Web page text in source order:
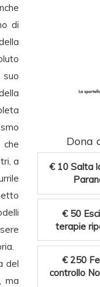
di
che
a
del
ma
Dona
€ 10 Salta
€ 50
terapie
€ 250
controllo